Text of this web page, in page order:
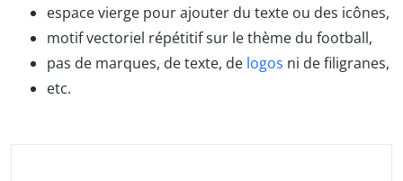
espace vierge pour ajouter du texte ou des icônes,
motif vectoriel répétitif sur le thème du football,
pas de marques, de texte, de logos ni de filigranes,
etc.